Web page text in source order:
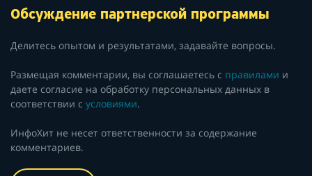
Обсуждение партнерской программы
Делитесь опытом и результатами, задавайте вопросы.
Размещая комментарии, вы соглашаетесь с правилами и
даете согласие на обработку персональных данных в
соответствии с условиями.
ИнфоХит не несет ответственности за содержание
комментариев.